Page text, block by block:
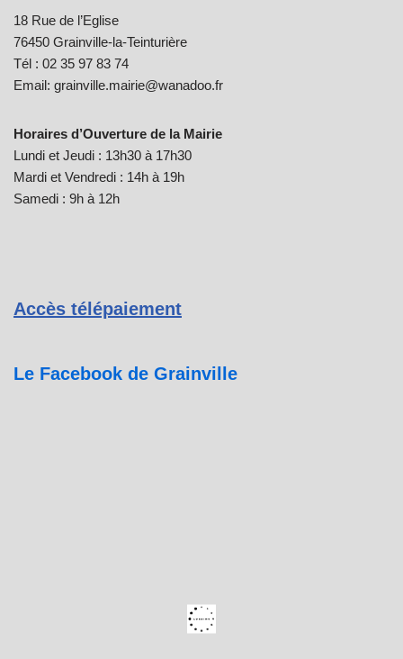
18 Rue de l’Eglise
76450 Grainville-la-Teinturière
Tél : 02 35 97 83 74
Email: grainville.mairie@wanadoo.fr
Horaires d’Ouverture de la Mairie
Lundi et Jeudi : 13h30 à 17h30
Mardi et Vendredi : 14h à 19h
Samedi : 9h à 12h
Accès télépaiement
Le Facebook de Grainville